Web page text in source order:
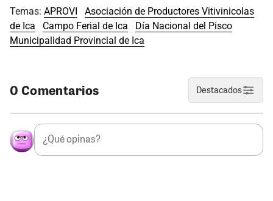
Temas: APROVI
Asociación de Productores Vitivinicolas
de Ica
Campo Ferial de Ica
Día Nacional del Pisco
Municipalidad Provincial de Ica
0 Comentarios Destacados